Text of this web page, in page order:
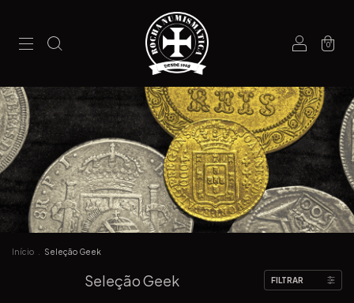
0
Início Seleção Geek
Seleção Geek FILTRAR